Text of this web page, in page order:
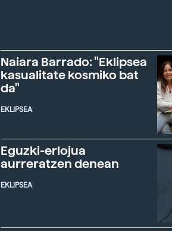
Naiara Barrado: "Eklipsea
kasualitate kosmiko bat
da"
EKLIPSEA
Eguzki-erlojua
aurreratzen denean
EKLIPSEA